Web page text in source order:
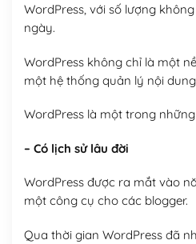
WordPress, với số lượng
ngày.
WordPress không chỉ là một
một hệ thống quản lý nội
WordPress là một trong
– Có lịch sử lâu đời
WordPress được ra mắt vào
một công cụ cho các blogger.
Qua thời gian WordPress đã